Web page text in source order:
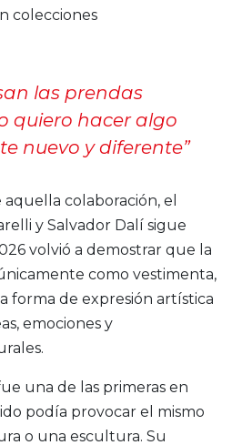
colecciones
las prendas
quiero hacer algo
nuevo y diferente”
colaboración, el
y Salvador Dalí sigue
volvió a demostrar que la
como vestimenta,
forma de expresión artística
emociones y
una de las primeras en
podía provocar el mismo
o una escultura. Su